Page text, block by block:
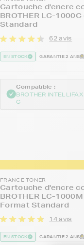
Cartouche d'encre
BROTHER LC-
Standard
62 avis
EN STOCK GARANTIE 2 ANS
Compatible :
BROTHER
C
FRANCE TONER
Cartouche d'encre
BROTHER LC-
Format Standard
14 avis
EN STOCK GARANTIE 2 ANS